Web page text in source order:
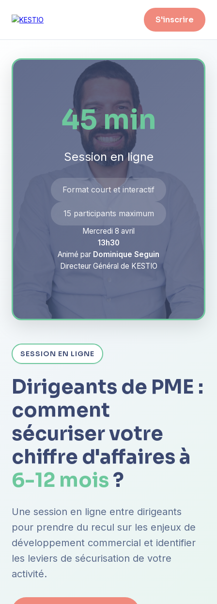
S'inscrire
SESSION EN LIGNE
Dirigeants de PME :
comment
sécuriser votre
chiffre d'affaires à
6-12 mois?
Une session en ligne entre dirigeants
pour prendre du recul sur les enjeux de
développement commercial et identifier
les leviers de sécurisation de votre
activité.
45 min
Session en ligne
Format court et interactif
15 participants maximum
Mercredi 8 avril
13h30
Animé par Dominique Seguin
Directeur Général de KESTIO